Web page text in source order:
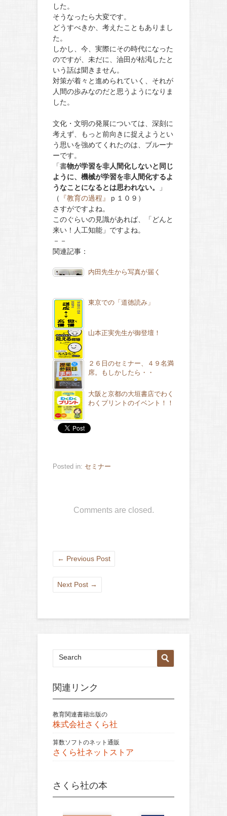
した。
そうなったら大変です。
どうすべきか、考えたこともありまし
た。
しかし、今、実際にその時代になった
のですが、未だに、油田が枯渇したと
いう話は聞きません。
対策が着々と進められていく、それが
人間の歩みなのだと思うようになりま
した。
文化・文明の発展については、深刻に
考えず、もっと前向きに捉えようとい
う思いを強めてくれたのは、ブルーナ
ーです。
「書物が学習を非人間化しないと同じ
ように、機械が学習を非人間化するよ
うなことになるとは思われない。
」
（
『教育の過程』
ｐ１０９）
さすがですよね。
このぐらいの見識があれば、「どんと
来い！人工知能」ですよね。
－－
関連記事：
内田先生から写真が届く
東京での「道徳読み」
山本正実先生が御登壇！
２６日のセミナー、４９名満
席。もしかしたら・・
大阪と京都の大垣書店でわく
わくプリントのイベント！！
Posted in: セミナー
Comments are closed.
← Previous Post
Next Post →
関連リンク
教育関連書籍出版の
株式会社さくら社
算数ソフトのネット通販
さくら社ネットストア
さくら社の本